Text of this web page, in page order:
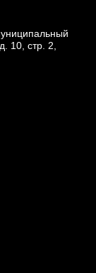
10, стр. 2,